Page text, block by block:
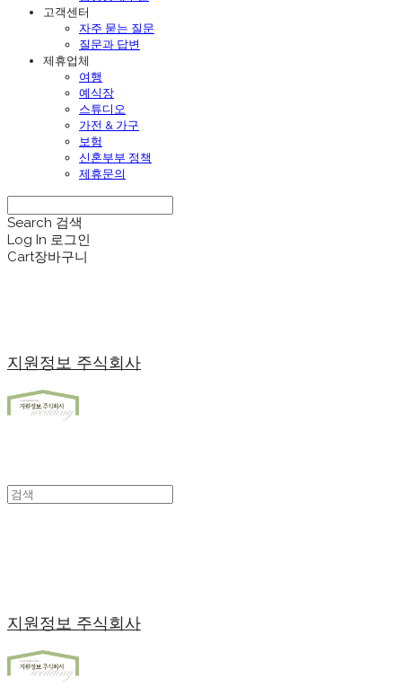
고객센터
자주 묻는 질문
질문과 답변
제휴업체
여행
예식장
스튜디오
가전 & 가구
보험
신혼부부 정책
제휴문의
Search 검색
Log In 로그인
Cart장바구니
지원정보 주식회사
지원정보 주식회사